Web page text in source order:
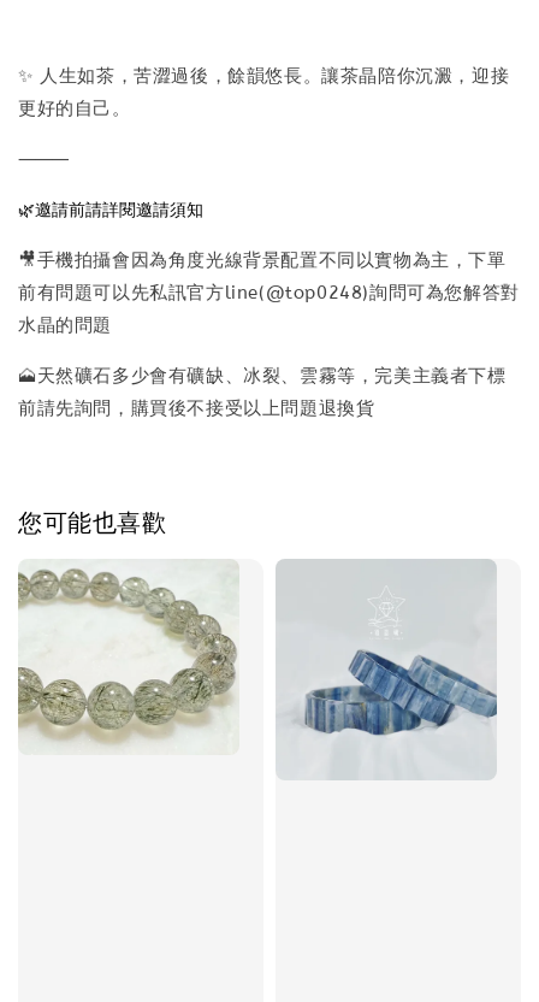
✨ 人生如茶，苦澀過後，餘韻悠長。讓茶晶陪你沉澱，迎接
更好的自己。
⸻
🌿邀請前請詳閱邀請須知
🎥手機拍攝會因為角度光線背景配置不同以實物為主，下單
前有問題可以先私訊官方line(@top0248)詢問可為您解答對
水晶的問題
🗻天然礦石多少會有礦缺、冰裂、雲霧等，完美主義者下標
前請先詢問，購買後不接受以上問題退換貨
您可能也喜歡